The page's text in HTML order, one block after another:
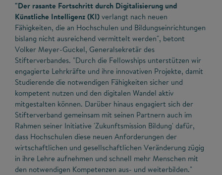
"Der rasante Fortschritt durch Digitalisierung und
Künstliche Intelligenz (KI)verlangt nach neuen
Fähigkeiten, die an Hochschulen und Bildungseinrichtungen
bislang nicht ausreichend vermittelt werden", betont
Volker Meyer-Guckel, Generalsekretär des
Stifterverbandes. "Durch die Fellowships unterstützen wir
engagierte Lehrkräfte und ihre innovativen Projekte, damit
Studierende die notwendigen Fähigkeiten sicher und
kompetent nutzen und den digitalen Wandel aktiv
mitgestalten können. Darüber hinaus engagiert sich der
Stifterverband gemeinsam mit seinen Partnern auch im
Rahmen seiner Initiative 'Zukunftsmission Bildung' dafür,
dass Hochschulen diese neuen Anforderungen der
wirtschaftlichen und gesellschaftlichen Veränderung zügig
in ihre Lehre aufnehmen und schnell mehr Menschen mit
den notwendigen Kompetenzen aus- und weiterbilden."